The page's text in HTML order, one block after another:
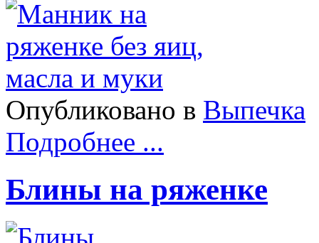
Опубликовано в Выпечка
Подробнее ...
Блины на ряженке